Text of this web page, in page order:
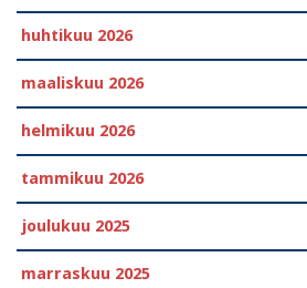
huhtikuu 2026
maaliskuu 2026
helmikuu 2026
tammikuu 2026
joulukuu 2025
marraskuu 2025